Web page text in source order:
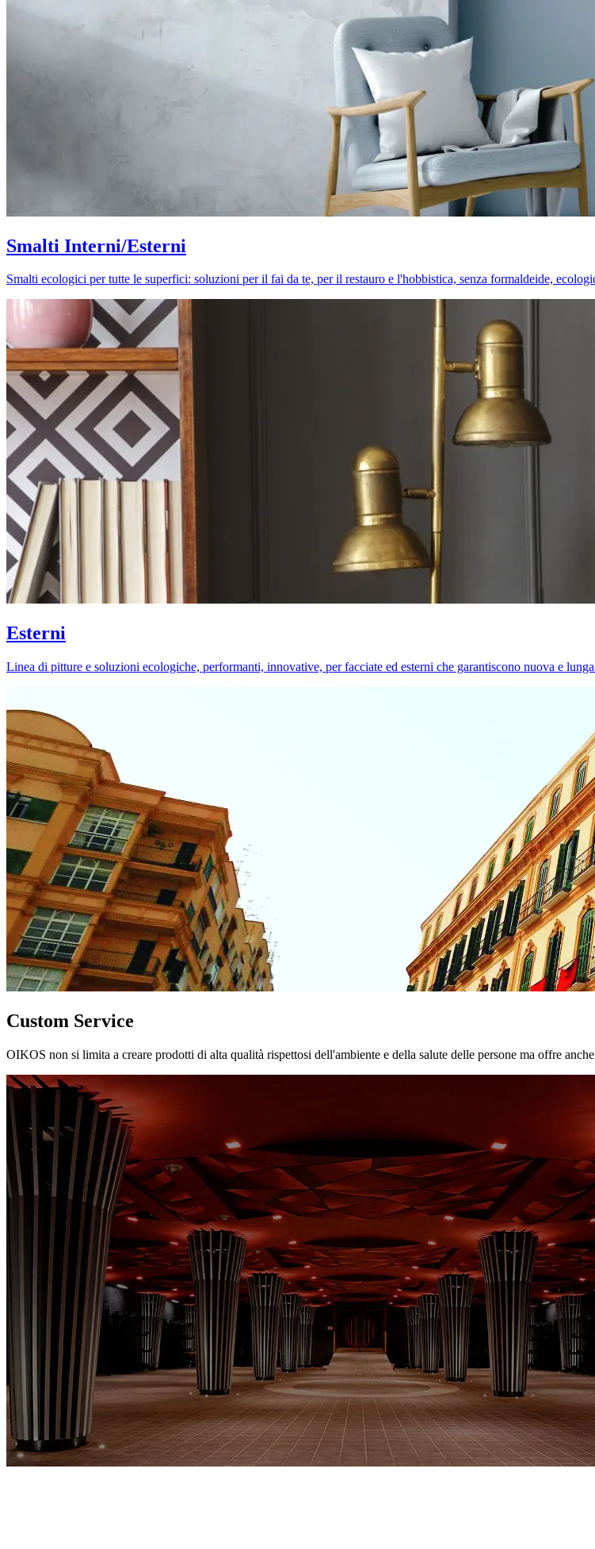
Smalti Interni/Esterni
Smalti ecologici per tutte le superfici: soluzioni per il fai da te, per il restauro e l'hobbistica, senza formaldeide,
Esterni
Linea di pitture e soluzioni ecologiche, performanti, innovative, per facciate ed esterni che garantiscono nuova e
Custom Service
OIKOS non si limita a creare prodotti di alta qualità rispettosi dell'ambiente e della salute delle persone ma offre